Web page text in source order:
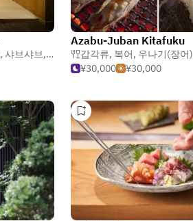
, 샤브샤브, 복어
Azabu-Juban Kitafuku
갑각류, 복어, 우나기(장어)
¥30,000
¥30,000